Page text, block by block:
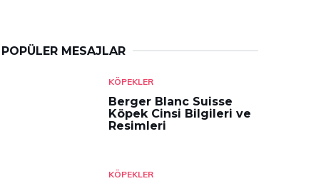
POPÜLER MESAJLAR
KÖPEKLER
Berger Blanc Suisse
Köpek Cinsi Bilgileri ve
Resimleri
KÖPEKLER